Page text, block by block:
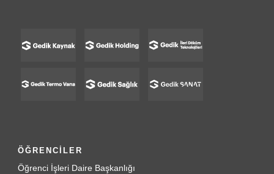
ÖĞRENCİLER
Öğrenci İşleri Daire Başkanlığı